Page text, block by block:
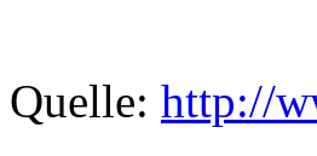
Quelle: http://